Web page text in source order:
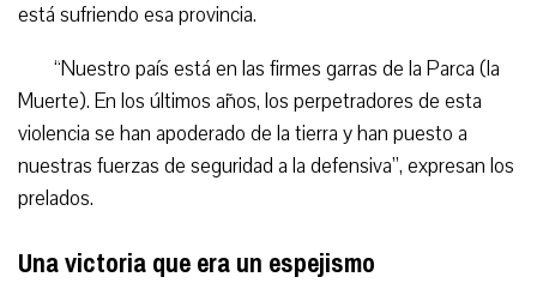
está sufriendo esa provincia.
“Nuestro país está en las firmes garras de la Parca (la
Muerte). En los últimos años, los perpetradores de esta
violencia se han apoderado de la tierra y han puesto a
nuestras fuerzas de seguridad a la defensiva”, expresan los
prelados.
Una victoria que era un espejismo